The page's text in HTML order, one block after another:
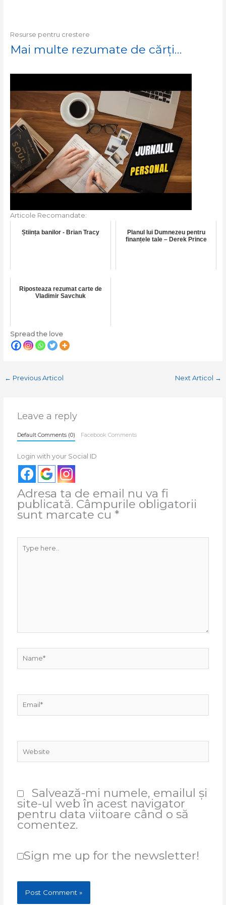
Resurse pentru crestere
Mai multe rezumate de cărți…
Articole Recomandate:
Știința banilor - Brian Tracy
Planul lui Dumnezeu pentru
finanțele tale – Derek Prince
Riposteaza rezumat carte de
Vladimir Savchuk
Spread the love
← Previous Articol Next Articol →
Leave a reply
Default Comments (0) Facebook Comments
Login with your Social ID
Adresa ta de email nu va fi
publicată. Câmpurile obligatorii
sunt marcate cu *
here..
Name*
Email*
Website
Salvează-mi numele, emailul și
site-ul web în acest navigator
pentru data viitoare când o să
comentez.
Sign me up for the newsletter!